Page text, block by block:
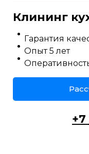
Клининг
Гарантия
Опыт 5 лет
+7